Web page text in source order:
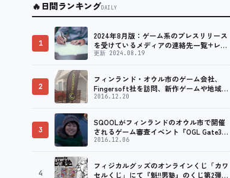
🔥日間ランキングDAILY
1
2024年8月版：ゲーム系のプレスリリース
を受けているメディアの連絡先一覧+レビ
ュー依頼先一覧
更新 2024.08.19
2
フィンランド・オウル市のゲーム会社、
Fingersoft社を訪問、新作ゲームや地域貢
献について聞いてきました
2016.12.20
3
SQOOLがフィンランドのオウル市で開催
されるゲーム審査イベント『OGL Gate3』
のメディアパートナーに！
2016.12.06
4
フィジカルグッズのオンラインくじ「カワ
セルくじ」にて『魁!!男塾』のくじ第2弾が